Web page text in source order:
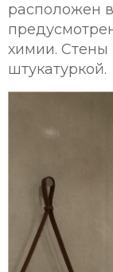
расположен
химии. Стены
штукатуркой.